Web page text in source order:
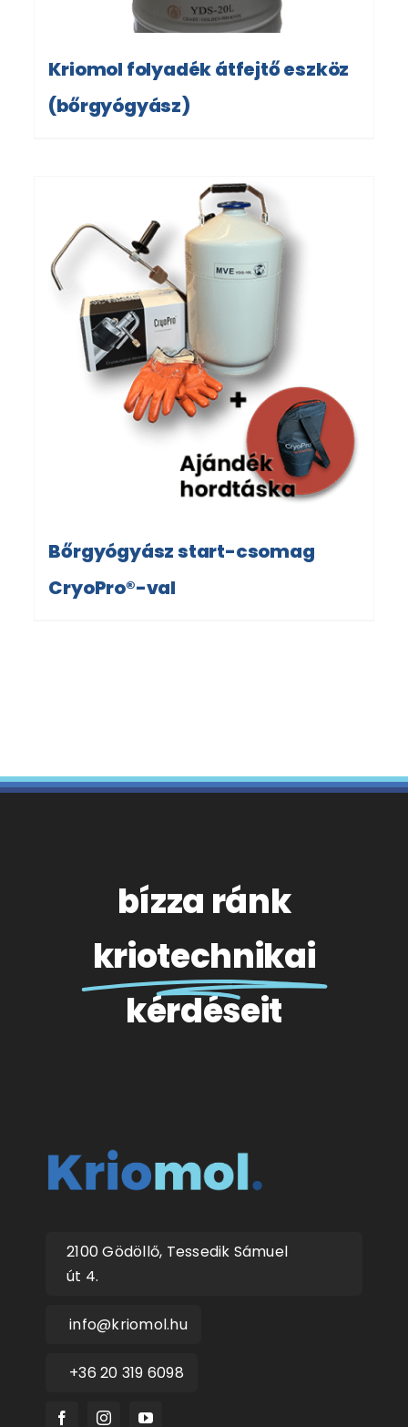
Kriomol folyadék átfejtő eszköz
(bőrgyógyász)
Bőrgyógyász start-csomag
CryoPro®-val
bízza ránk
kriotechnikai
kérdéseit
2100 Gödöllő, Tessedik Sámuel
út 4.
info@kriomol.hu
+36 20 319 6098